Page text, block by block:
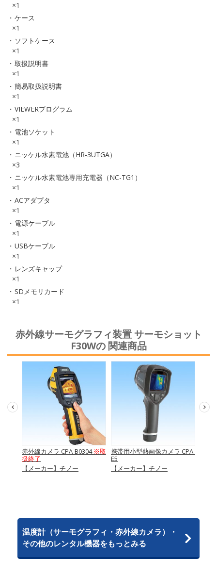
×1
ケース
×1
ソフトケース
×1
取扱説明書
×1
簡易取扱説明書
×1
VIEWERプログラム
×1
電池ソケット
×1
ニッケル水素電池（HR-3UTGA）
×3
ニッケル水素電池専用充電器（NC-TG1）
×1
ACアダプタ
×1
電源ケーブル
×1
USBケーブル
×1
レンズキャップ
×1
SDメモリカード
×1
赤外線サーモグラフィ装置 サーモショット
F30Wの 関連商品
赤外線カメラ CPA-B0304※取
扱終了
【メーカー】チノー
携帯用小型熱画像カメラ CPA-
E5
【メーカー】チノー
温度計（サーモグラフィ・赤外線カメラ）・
その他のレンタル機器をもっとみる